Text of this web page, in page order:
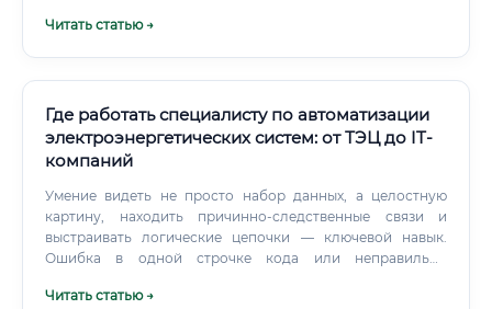
Читать статью →
Где работать специалисту по автоматизации
электроэнергетических систем: от ТЭЦ до IT-
компаний
Умение видеть не просто набор данных, а целостную
картину, находить причинно-следственные связи и
выстраивать логические цепочки — ключевой навык.
Ошибка в одной строчке кода или неправильно
убыткам.
Читать статью →